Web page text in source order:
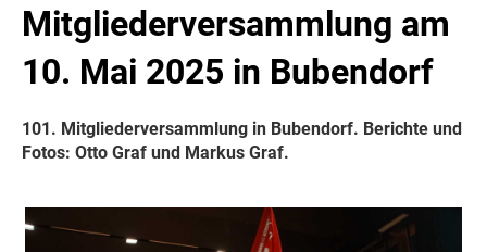
Mitgliederversammlung am
10. Mai 2025 in Bubendorf
101. Mitgliederversammlung in Bubendorf. Berichte und
Fotos: Otto Graf und Markus Graf.